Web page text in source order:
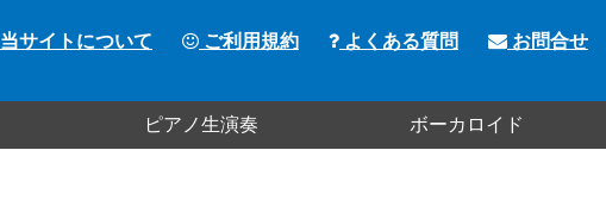
ピアノ生演奏 ボーカロイド
当サイトについて ご利用規約 よくある質問 お問合せ